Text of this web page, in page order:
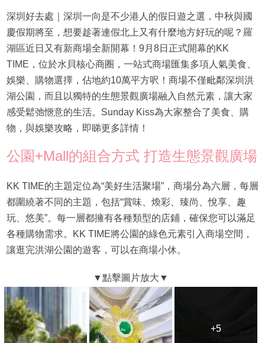
深圳好去處｜深圳一向是不少港人的假日遊之選，中秋與國
慶假期將至，想要趁著連假北上又有什麼地方好玩的呢？羅
湖區近日又有新商場全新開幕！9月8日正式開幕的KK
TIME，位於水貝核心商圈，一站式商場匯集多項人氣美食、
娛樂、購物選擇，佔地約10萬平方呎！商場不僅毗鄰深圳洪
湖公園，而且以獨特的生態景觀廣場融入自然元素，讓大家
感受鬆弛愜意的生活。Sunday Kiss為大家整合了美食、購
物，與娛樂攻略，即睇更多詳情！
公園+Mall的組合方式 打造生態景觀廣場
KK TIME的主題定位為“美好生活聚場”，商場分為六層，每層
都圍繞著不同的主題，包括“賞味、煥彩、臻尚、悅享、趣
玩、悠美”。每一層都擁有各種類型的店鋪，確保您可以滿足
各種購物需求。KK TIME將公園的綠色元素引入商場空間，
讓逛完洪湖公園的遊客，可以在商場小休。
+5
+5